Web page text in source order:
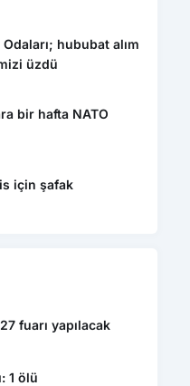
hububat alım
üzdü
bir hafta NATO
için şafak
fuarı yapılacak
1 ölü